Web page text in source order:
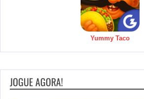
Yummy Taco
JOGUE AGORA!